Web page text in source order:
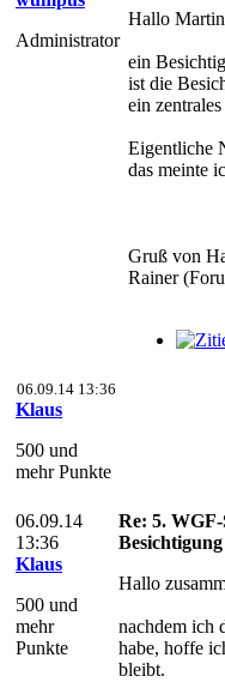
Administrator
Hallo
ein
ist die
ein
Eigentliche
das meinte
Gruß von
Rainer
06.09.14 13:36
Klaus
500 und
mehr Punkte
06.09.14
13:36
Klaus
500 und
mehr
Punkte
Re: 5.
Besichtigung
Hallo
nachdem ich
habe, hoffe
bleibt.